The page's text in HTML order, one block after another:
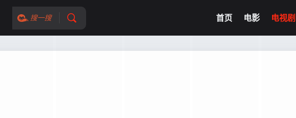
搜一搜 首页 电影 电视剧